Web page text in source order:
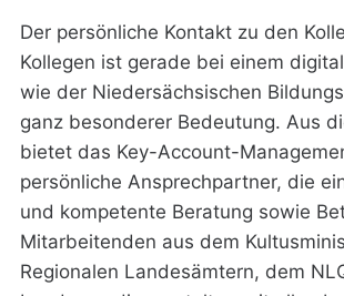
Der persönliche Kontakt zu den
Kollegen ist gerade bei einem
wie der Niedersächsischen
ganz besonderer Bedeutung. Aus
bietet das Key-Account-
persönliche Ansprechpartner, die
und kompetente Beratung sowie
Mitarbeitenden aus dem
Regionalen Landesämtern, dem